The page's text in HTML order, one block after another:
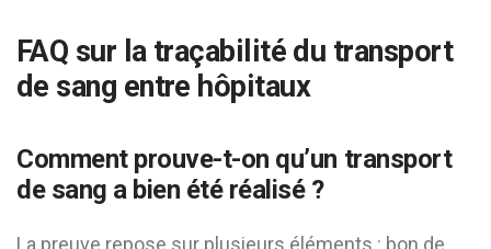
FAQ sur la traçabilité du transport
de sang entre hôpitaux
Comment prouve-t-on qu’un transport
de sang a bien été réalisé ?